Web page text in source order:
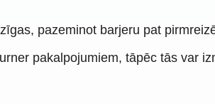
pazeminot barjeru pat
pakalpojumiem, tāpēc tās var